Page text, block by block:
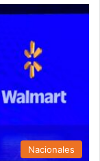
Nacionales